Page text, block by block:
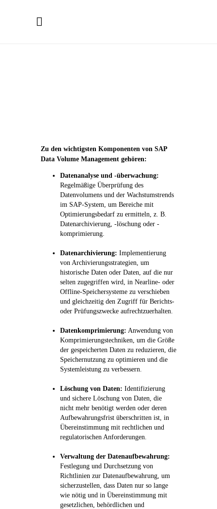
Zu den wichtigsten Komponenten von SAP
Data Volume Management gehören:
Datenanalyse und -überwachung:
Regelmäßige Überprüfung des
Datenvolumens und der Wachstumstrends
im SAP-System, um Bereiche mit
Optimierungsbedarf zu ermitteln, z. B.
Datenarchivierung, -löschung oder -
komprimierung.
Datenarchivierung: Implementierung
von Archivierungsstrategien, um
historische Daten oder Daten, auf die nur
selten zugegriffen wird, in Nearline- oder
Offline-Speichersysteme zu verschieben
und gleichzeitig den Zugriff für Berichts-
oder Prüfungszwecke aufrechtzuerhalten.
Datenkomprimierung: Anwendung von
Komprimierungstechniken, um die Größe
der gespeicherten Daten zu reduzieren, die
Speichernutzung zu optimieren und die
Systemleistung zu verbessern.
Löschung von Daten: Identifizierung
und sichere Löschung von Daten, die
nicht mehr benötigt werden oder deren
Aufbewahrungsfrist überschritten ist, in
Übereinstimmung mit rechtlichen und
regulatorischen Anforderungen.
Verwaltung der Datenaufbewahrung:
Festlegung und Durchsetzung von
Richtlinien zur Datenaufbewahrung, um
sicherzustellen, dass Daten nur so lange
wie nötig und in Übereinstimmung mit
gesetzlichen, behördlichen und